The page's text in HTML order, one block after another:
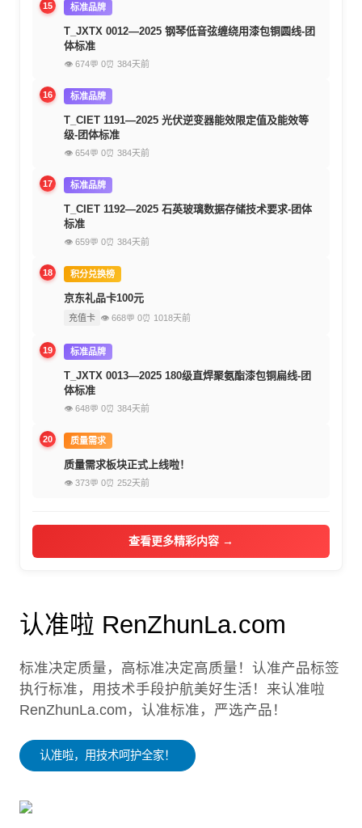
15 标准品牌
T_JXTX 0012—2025 钢琴低音弦缠绕用漆包铜圆线-团
体标准
👁 674💬 0⏰ 384天前
16 标准品牌
T_CIET 1191—2025 光伏逆变器能效限定值及能效等
级-团体标准
👁 654💬 0⏰ 384天前
17 标准品牌
T_CIET 1192—2025 石英玻璃数据存储技术要求-团体
标准
👁 659💬 0⏰ 384天前
18 积分兑换榜
京东礼品卡100元
充值卡 👁 668💬 0⏰ 1018天前
19 标准品牌
T_JXTX 0013—2025 180级直焊聚氨酯漆包铜扁线-团
体标准
👁 648💬 0⏰ 384天前
20 质量需求
质量需求板块正式上线啦！
👁 373💬 0⏰ 252天前
查看更多精彩内容 →
认准啦 RenZhunLa.com
标准决定质量，高标准决定高质量！认准产品标签
执行标准，用技术手段护航美好生活！来认准啦
RenZhunLa.com，认准标准，严选产品！
认准啦，用技术呵护全家！